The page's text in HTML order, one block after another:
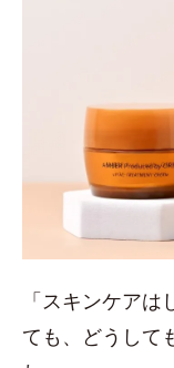
「スキンケア
ても、どうして